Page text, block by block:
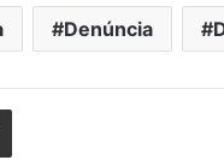
Denúncia
Compartilhar por e-mail